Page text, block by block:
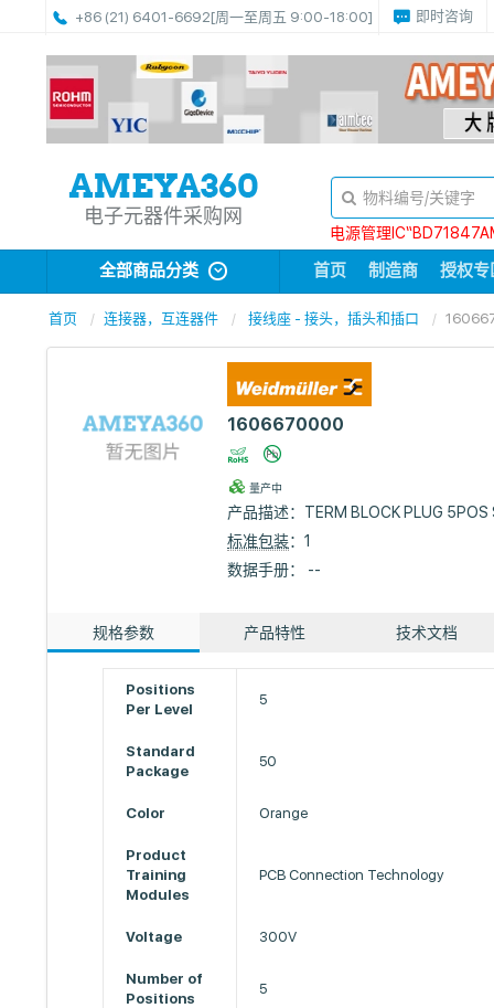
+86 (21) 6401-6692[周一至周五 9:00-18:00] 即时咨询
电子元器件采购网
电源管理
全部商品分类 首页 制造商 授权专
首页 连接器，互连器件 接线座 - 接头，插头和插口
1606670000
量产中
产品描述： TERM BLOCK PLUG
标准包装：1
数据手册： --
规格参数 产品特性 技术文档
Positions
Per Level
5
Standard
Package
50
Color Orange
Product
Training
Modules
PCB Connection Technology
Voltage 300V
Number of
Positions
5